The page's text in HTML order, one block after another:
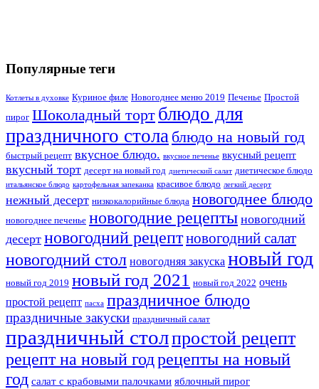
Популярные теги
Котлеты в духовке Куриное филе Новогоднее меню 2019 Печенье Простой
пирог Шоколадный торт блюдо для
праздничного стола блюдо на новый год
быстрый рецепт вкусное блюдо. вкусное печенье вкусный рецепт
вкусный торт десерт на новый год диетический салат диетическое блюдо
итальянское блюдо картофельная запеканка красивое блюдо легкий десерт
нежный десерт низкокалорийные блюда новогоднее блюдо
новогоднее печенье новогодние рецепты новогодний
десерт новогодний рецептновогодний салат
новогодний стол новогодняя закуска новый год
новый год 2019 новый год 2021 новый год 2022 очень
простой рецепт пасха праздничное блюдо
праздничные закуски праздничный салат
праздничный столпростой рецепт
рецепт на новый годрецепты на новый
год салат с крабовыми палочками яблочный пирог